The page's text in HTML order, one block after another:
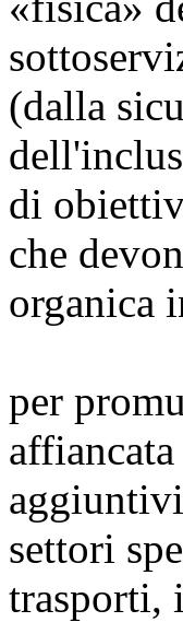
(dalla
di
che
organica
per
settori
trasporti,